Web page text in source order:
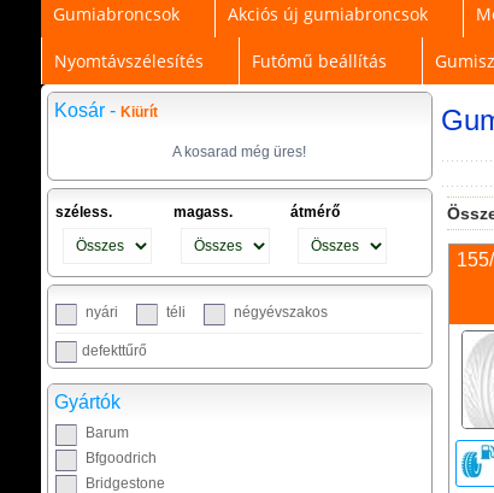
Gumiabroncsok Akciós új gumiabroncsok
Nyomtávszélesítés Futómű beállítás
Kosár - Kiürít
A kosarad még üres!
széless. magass. átmérő
nyári téli négyévszakos
defekttűrő
Gyártók
Barum
Bfgoodrich
Bridgestone